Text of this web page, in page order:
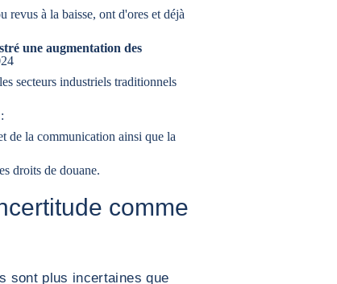
revus à la baisse, ont d'ores et déjà
une augmentation des
secteurs industriels traditionnels
de la communication ainsi que la
droits de douane.
comme
sont plus incertaines que